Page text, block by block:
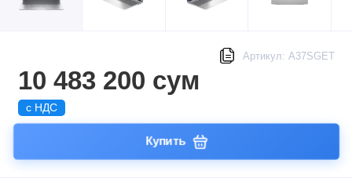
Артикул: A37SGET
10 483 200 сум
с НДС
Купить